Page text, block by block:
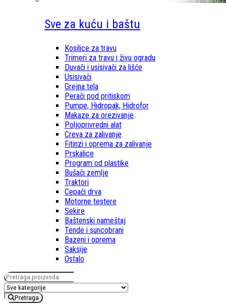
Sve za kuću i baštu
Kosilice za travu
Trimeri za travu i živu ogradu
Duvači i usisivači za lišće
Usisivači
Grejna tela
Perači pod pritiskom
Pumpe, Hidropak, Hidrofor
Makaze za orezivanje
Poljoprivredni alat
Creva za zalivanje
Fitinzi i oprema za zalivanje
Prskalice
Program od plastike
Bušači zemlje
Traktori
Cepači drva
Motorne testere
Sekire
Baštenski nameštaj
Tende i suncobrani
Bazeni i oprema
Saksije
Ostalo
Pretraga za:
Pretraga